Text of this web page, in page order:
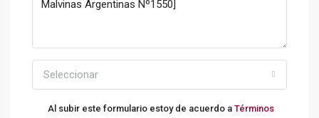
Seleccionar
Al subir este formulario estoy de acuerdo a Términos